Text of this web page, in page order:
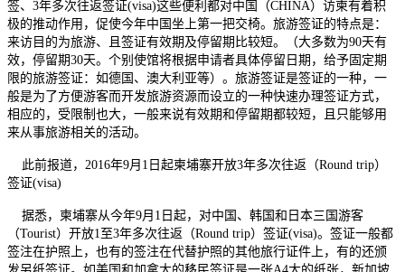
签、3年多次往返签证(visa)这些便利都对中国（CHINA）访柬有着积
极的推动作用，促使今年中国坐上第一把交椅。旅游签证的特点是：
来访目的为旅游、且签证有效期及停留期比较短。（大多数为90天有
效，停留期30天。个别使馆将根据申请者具体停留日期，给予固定期
限的旅游签证：如德国、澳大利亚等）。旅游签证是签证的一种，一
般是为了方便游客而开发旅游资源而设立的一种快速办理签证方式，
相应的，受限制也大，一般来说有效期和停留期都较短，且只能够用
来从事旅游相关的活动。
此前报道，2016年9月1日起柬埔寨开放3年多次往返（Round trip）
签证(visa)
据悉，柬埔寨从今年9月1日起，对中国、韩国和日本三国游客
（Tourist）开放1至3年多次往返（Round trip）签证(visa)。签证一般都
签注在护照上，也有的签注在代替护照的其他旅行证件上，有的还颁